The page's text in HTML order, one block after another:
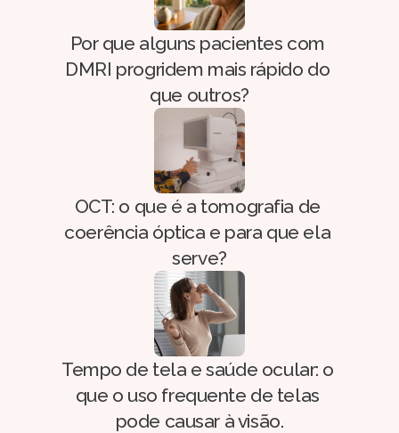
Por que alguns pacientes com
DMRI progridem mais rápido do
que outros?
OCT: o que é a tomografia de
coerência óptica e para que ela
serve?
Tempo de tela e saúde ocular: o
que o uso frequente de telas
pode causar à visão.